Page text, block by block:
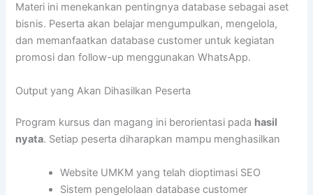
Materi ini menekankan pentingnya database sebagai aset
bisnis. Peserta akan belajar mengumpulkan, mengelola,
dan memanfaatkan database customer untuk kegiatan
promosi dan follow-up menggunakan WhatsApp.
Output yang Akan Dihasilkan Peserta
Program kursus dan magang ini berorientasi pada hasil
nyata. Setiap peserta diharapkan mampu menghasilkan
Website UMKM yang telah dioptimasi SEO
Sistem pengelolaan database customer